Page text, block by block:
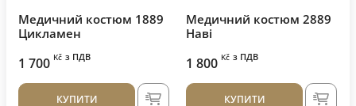
Медичний костюм 1889
Цикламен
1 700 Kč з ПДВ
КУПИТИ
Медичний костюм 2889
Наві
1 800 Kč з ПДВ
КУПИТИ